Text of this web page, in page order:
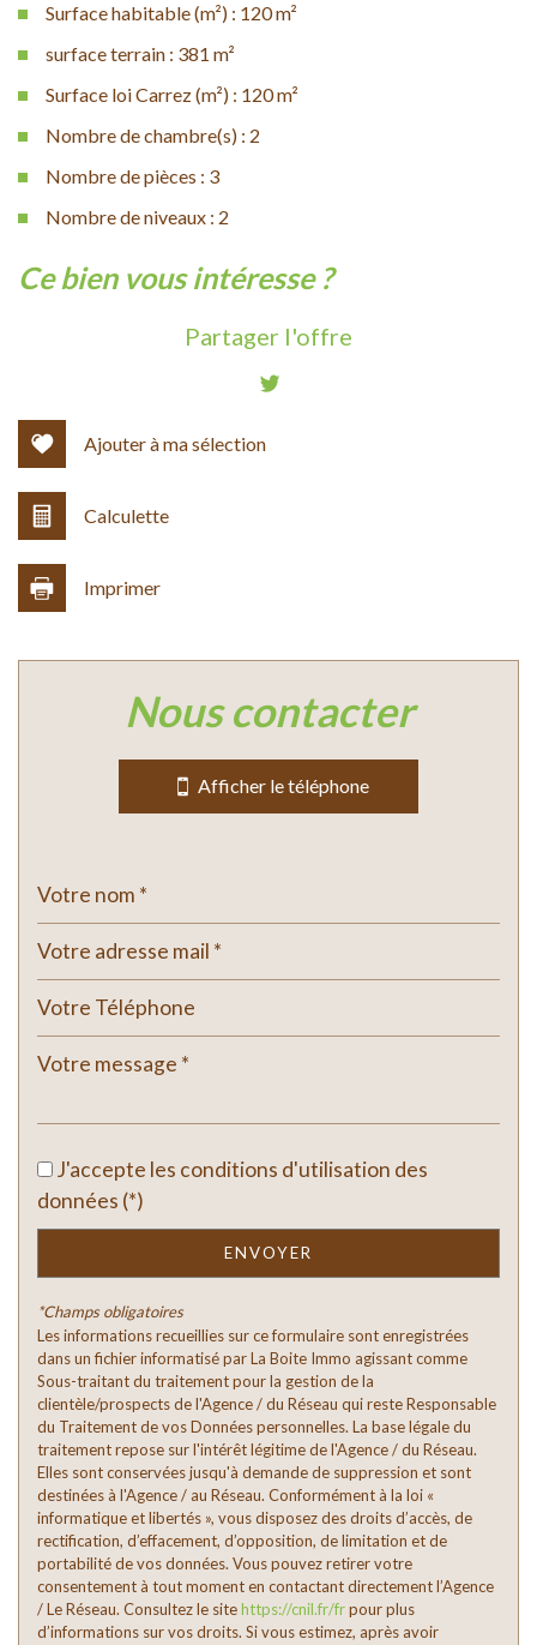
Surface habitable (m²) : 120 m²
surface terrain : 381 m²
Surface loi Carrez (m²) : 120 m²
Nombre de chambre(s) : 2
Nombre de pièces : 3
Nombre de niveaux : 2
la ville de nant (12230)
statistiques
Nombre d'habitants
Taxe foncière
Habitants de 25 à 55 ans
31,16 %
Habitants de plus de 55 ans
Nombre d'enfants par famille
Familles avec 1 ou 2 enfants
30,51 %
Maisons
Appartements
Familles avec 3 enfants
ce bien vous intéresse ?
Partager l'offre
Ajouter à ma sélection
Calculette
Imprimer
nous contacter
Afficher le téléphone
J'accepte les conditions d'utilisation des
données (*)
ENVOYER
*Champs obligatoires
Les informations recueillies sur ce formulaire sont enregistrées
dans un fichier informatisé par La Boite Immo agissant comme
Sous-traitant du traitement pour la gestion de la
clientèle/prospects de l'Agence / du Réseau qui reste Responsable
du Traitement de vos Données personnelles. La base légale du
traitement repose sur l'intérêt légitime de l'Agence / du Réseau.
Elles sont conservées jusqu'à demande de suppression et sont
destinées à l'Agence / au Réseau. Conformément à la loi «
informatique et libertés », vous disposez des droits d’accès, de
rectification, d’effacement, d’opposition, de limitation et de
portabilité de vos données. Vous pouvez retirer votre
consentement à tout moment en contactant directement l’Agence
/ Le Réseau. Consultez le sitehttps://cnil.fr/frpour plus
d’informations sur vos droits. Si vous estimez, après avoir